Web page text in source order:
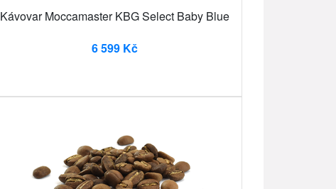
Kávovar Moccamaster KBG Select Baby Blue
6 599 Kč